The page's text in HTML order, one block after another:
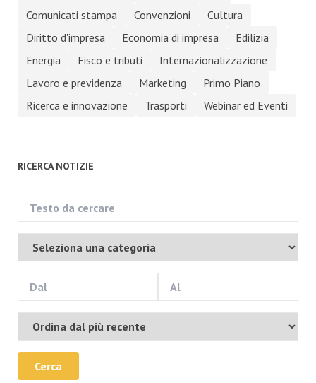
Comunicati stampa
Convenzioni
Cultura
Diritto d'impresa
Economia di impresa
Edilizia
Energia
Fisco e tributi
Internazionalizzazione
Lavoro e previdenza
Marketing
Primo Piano
Ricerca e innovazione
Trasporti Webinar ed Eventi
RICERCA NOTIZIE
Cerca